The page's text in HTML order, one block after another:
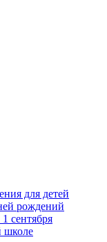
для детей
рождений
сентября
школе